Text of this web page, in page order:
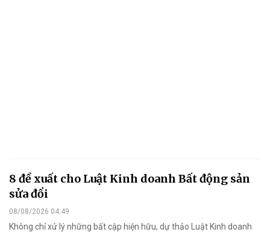
8 đề xuất cho Luật Kinh doanh Bất động sản
sửa đổi
08/08/2026 04:49
Không chỉ xử lý những bất cập hiện hữu, dự thảo Luật Kinh doanh